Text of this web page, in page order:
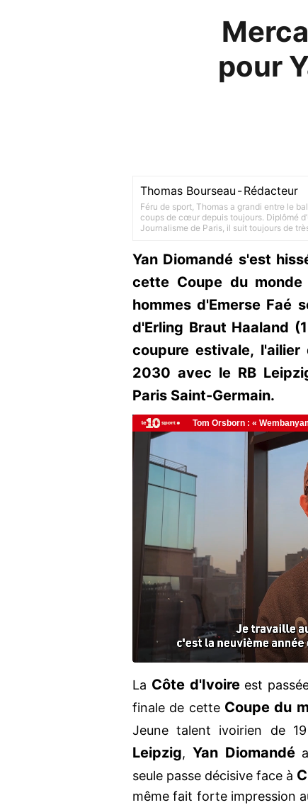
pour
Thomas Bourseau -Rédacteur
Féru de sport, Thomas a grandi entre le
coups de cœur depuis toujours. Diplômé
Journalisme de Paris, il suit toujours de
Yan Diomandé s'est
cette Coupe du
hommes d'Emerse Faé
d'Erling Braut Haaland
coupure estivale,
2030 avec le RB
Paris Saint-Germain.
La Côte d'Ivoireest
finale de cetteCoupe du
Jeune talent ivoirien de
Leipzig, Yan Diomandé
seule passe décisive face à
même fait forte impression